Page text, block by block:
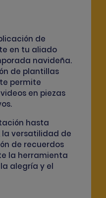
de
en tu aliado
navideña.
de plantillas
permite
en piezas
hasta
la versatilidad de
de recuerdos
la herramienta
alegría y el